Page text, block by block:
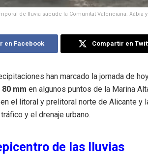
de lluvia sacude la Comunitat Valenciana:
en Facebook Compartir en
han marcado la jornada de
80 mm en algunos puntos de la Marina
el litoral y prelitoral norte de Alicante y
y el drenaje urbano.
de las lluvias